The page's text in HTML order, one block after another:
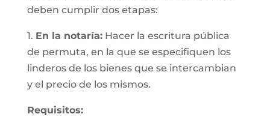
deben cumplir dos etapas:
1. En la notaría:Hacer la escritura pública
de permuta, en la que se especifiquen los
linderos de los bienes que se intercambian
y el precio de los mismos.
Requisitos: